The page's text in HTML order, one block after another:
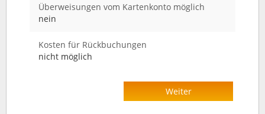
Überweisungen vom Kartenkonto möglich
nein
Kosten für Rückbuchungen
nicht möglich
Weiter